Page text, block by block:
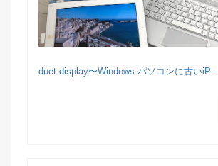
duet display〜Windows パソコンに古いiP...